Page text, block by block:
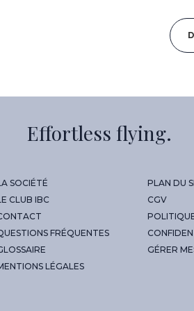
Effortless flying.
SOCIÉTÉ
CLUB IBC
FRÉQUENTES
LÉGALES
PLAN DU
CGV
GÉRER